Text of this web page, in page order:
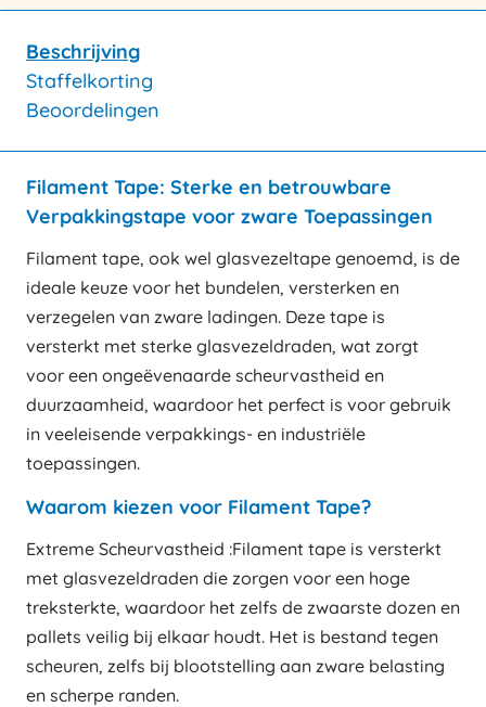
Beschrijving
Staffelkorting
Beoordelingen
Filament Tape: Sterke en betrouwbare
Verpakkingstape voor zware Toepassingen
Filament tape, ook wel glasvezeltape genoemd, is de
ideale keuze voor het bundelen, versterken en
verzegelen van zware ladingen. Deze tape is
versterkt met sterke glasvezeldraden, wat zorgt
voor een ongeëvenaarde scheurvastheid en
duurzaamheid, waardoor het perfect is voor gebruik
in veeleisende verpakkings- en industriële
toepassingen.
Waarom kiezen voor Filament Tape?
Extreme Scheurvastheid :Filament tape is versterkt
met glasvezeldraden die zorgen voor een hoge
treksterkte, waardoor het zelfs de zwaarste dozen en
pallets veilig bij elkaar houdt. Het is bestand tegen
scheuren, zelfs bij blootstelling aan zware belasting
en scherpe randen.